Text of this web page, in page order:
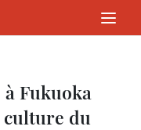
Fukuoka
du